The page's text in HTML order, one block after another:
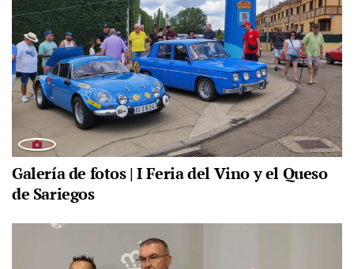
Galería de fotos | I Feria del Vino y el Queso
de Sariegos